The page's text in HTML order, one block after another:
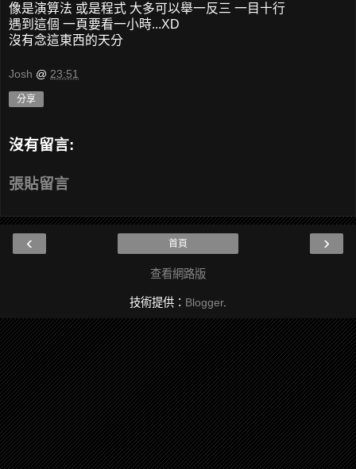
像是演算法 或是程式 大多可以舉一反三 一目十行
遇到這個 一頁要看一小時...XD
沒有念這東西的天分
Josh @ 23:51
分享
沒有留言:
張貼留言
‹ ›
首頁
查看網路版
技術提供： Blogger.